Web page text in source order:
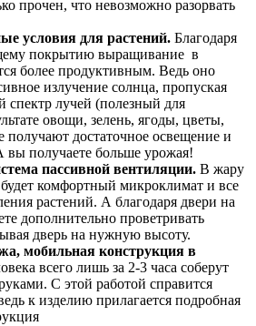
прочен, что невозможно разорвать
условия для растений. Благодаря
покрытию выращивание в
более продуктивным. Ведь оно
излучение солнца, пропуская
спектр лучей (полезный для
овощи, зелень, ягоды, цветы,
получают достаточное освещение и
вы получаете больше урожая!
пассивной вентиляции. В жару
будет комфортный микроклимат и все
растений. А благодаря двери на
дополнительно проветривать
дверь на нужную высоту.
мобильная конструкция в
всего лишь за 2-3 часа соберут
С этой работой справится
к изделию прилагается подробная